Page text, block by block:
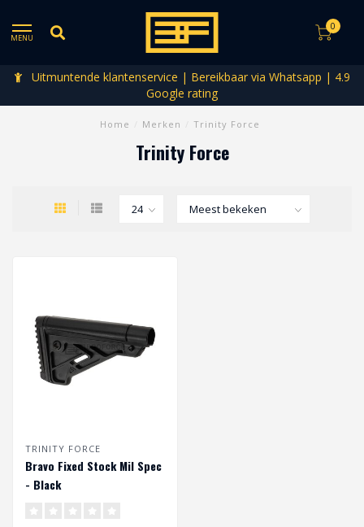
MENU
0
Uitmuntende klantenservice | Bereikbaar via Whatsapp | 4.9
Google rating
Home Merken Trinity Force
Trinity Force
TRINITY FORCE
Bravo Fixed Stock Mil Spec
- Black